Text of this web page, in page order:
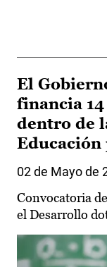
El
financia
dentro de
Educación
02 de Mayo de
Convocatoria
el Desarrollo